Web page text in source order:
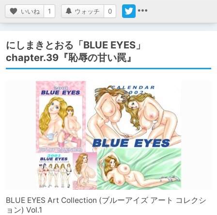
いいね 1 ウォッチ 0
にしまきとおる「BLUE EYES」
chapter.39『恥辱の甘い罠』
BLUE EYES Art Collection (ブルーアイズ アート コレクシ
ョン) Vol.1